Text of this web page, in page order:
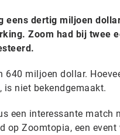
eens dertig miljoen
Zoom had bij twee
640 miljoen dollar.
is niet bekendgemaakt.
een interessante match
op Zoomtopia, een event